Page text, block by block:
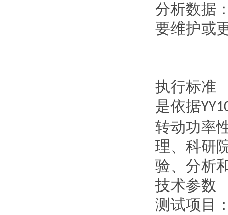
分析数据
要维护或
执行标准
是依据
转动功率
理、科研
验、分析
技术参数
测试项目